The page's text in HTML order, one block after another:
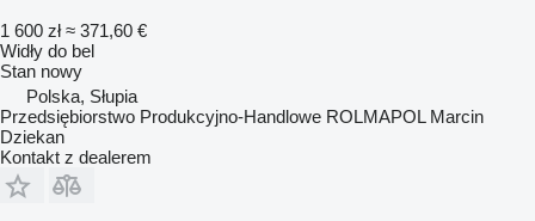
1 600 zł ≈ 371,60 €
Widły do bel
Stan nowy
Polska, Słupia
Przedsiębiorstwo Produkcyjno-Handlowe ROLMAPOL Marcin
Dziekan
Kontakt z dealerem